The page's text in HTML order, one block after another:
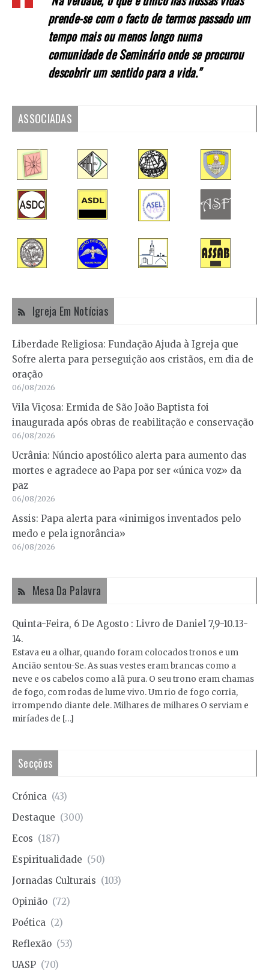
prende-se com o facto de termos passado um
tempo mais ou menos longo numa
comunidade de Seminário onde se procurou
descobrir um sentido para a vida."
ASSOCIADAS
Igreja Em Notícias
Liberdade Religiosa: Fundação Ajuda à Igreja que
Sofre alerta para perseguição aos cristãos, em dia de
oração
06/08/2026
Vila Viçosa: Ermida de São João Baptista foi
inaugurada após obras de reabilitação e conservação
06/08/2026
Ucrânia: Núncio apostólico alerta para aumento das
mortes e agradece ao Papa por ser «única voz» da
paz
06/08/2026
Assis: Papa alerta para «inimigos inventados pelo
medo e pela ignorância»
06/08/2026
Mesa Da Palavra
Quinta-Feira, 6 De Agosto : Livro de Daniel 7,9-10.13-
14.
Estava eu a olhar, quando foram colocados tronos e um
Ancião sentou-Se. As suas vestes eram brancas como a
neve e os cabelos como a lã pura. O seu trono eram chamas
de fogo, com rodas de lume vivo. Um rio de fogo corria,
irrompendo diante dele. Milhares de milhares O serviam e
miríades de […]
Secções
Crónica (43)
Destaque (300)
Ecos (187)
Espiritualidade (50)
Jornadas Culturais (103)
Opinião (72)
Poética (2)
Reflexão (53)
UASP (70)